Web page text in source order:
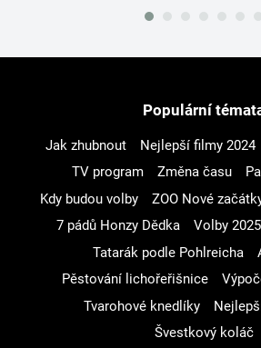
Populární
Jak zhubnout Nejlepší filmy 2024
TV program
Změna času
Kdy budou volby
ZOO Nové
7 pádů Honzy Dědka
Volby 2025
Tatarák podle Pohlreicha
Pěstování lichořeřišnice
Tvarohové knedlíky
Švestkový koláč